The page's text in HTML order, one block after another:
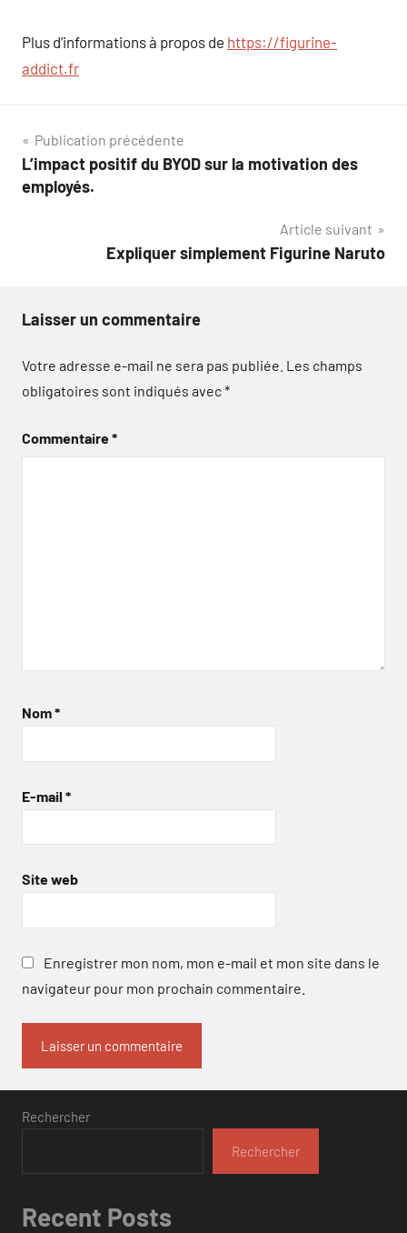
Plus d’informations à propos de https://figurine-
addict.fr
Navigation
de
Publication précédente
L’impact positif du BYOD sur la motivation des
employés.
Article suivant
Expliquer simplement Figurine Naruto
Laisser un commentaire
Votre adresse e-mail ne sera pas publiée. Les champs
obligatoires sont indiqués avec*
Commentaire*
Nom*
E-mail *
Site web
Enregistrer mon nom, mon e-mail et mon site dans le
navigateur pour mon prochain commentaire.
Rechercher
Rechercher
Recent Posts